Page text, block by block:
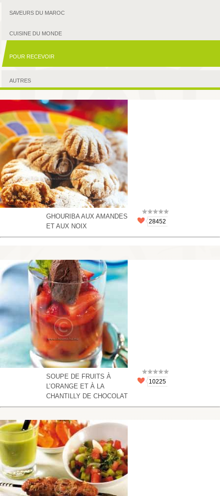
SAVEURS DU MAROC
CUISINE DU MONDE
POUR RECEVOIR
AUTRES
GHOURIBA AUX AMANDES
ET AUX NOIX
28452
SOUPE DE FRUITS À
L’ORANGE ET À LA
CHANTILLY DE CHOCOLAT
10225